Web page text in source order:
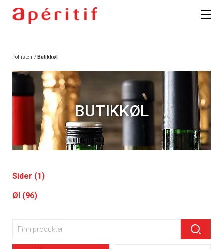
Pollisten / Butikkøl
BUTIKKØL
Sider (1)
Øl (96)